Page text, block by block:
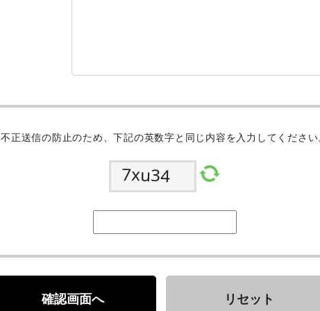
不正送信の防止のため、下記の英数字と同じ内容を入力してください